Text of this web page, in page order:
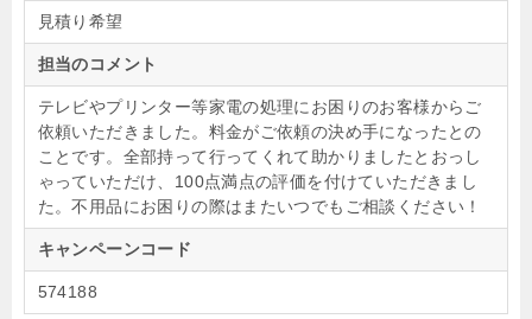
見積り希望
担当のコメント
テレビやプリンター等家電の処理にお困りのお客様からご
依頼いただきました。料金がご依頼の決め手になったとの
ことです。全部持って行ってくれて助かりましたとおっし
ゃっていただけ、100点満点の評価を付けていただきまし
た。不用品にお困りの際はまたいつでもご相談ください！
キャンペーンコード
574188